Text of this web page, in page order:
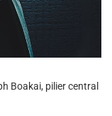
Boakai, pilier central